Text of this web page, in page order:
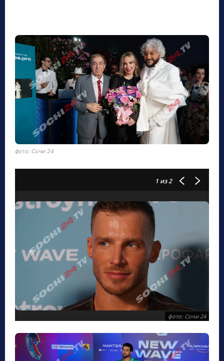
фото: Сочи 24
1 из 2
фото: Сочи 24